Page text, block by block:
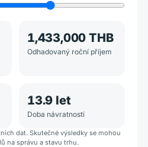
1,433,000 THB
Odhadovaný roční příjem
13.9 let
Doba návratnosti
dat. Skutečné výsledky se mohou
na správu a stavu trhu.